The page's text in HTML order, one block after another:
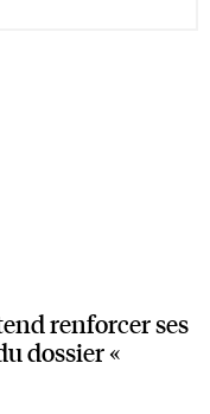
renforcer ses
dossier «